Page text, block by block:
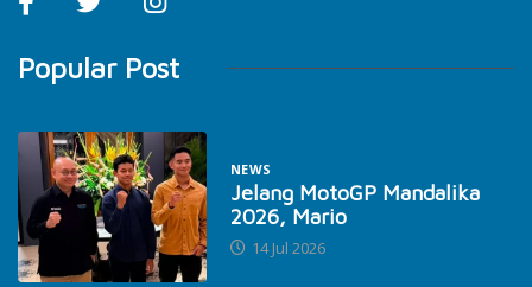
Popular Post
NEWS
Jelang MotoGP Mandalika
2026, Mario
14 Jul 2026